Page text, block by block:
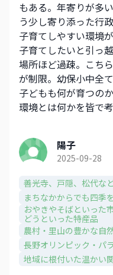
もある。年寄りが多
う少し寄り添った行
子育てしやすい環境
子育てしたいと引っ
場所ほど過疎。こち
が制限。幼保小中全
子どもも何が育つの
環境とは何かを皆で
陽子
2025-09-28
善光寺、戸隠、松代な
まちなかからでも四季
おやきやそばといった
どうといった特産品​
農村・里山の豊かな自
長野オリンピック・パ
地域に根付いた温かい